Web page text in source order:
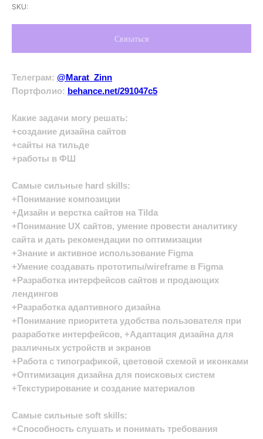
SKU:
Связаться
Телеграм: @Marat_Zinn
Портфолио: behance.net/291047c5
Какие задачи могу решать:
+создание дизайна сайтов
+сайты на тильде
+работы в ФШ
Самые сильные hard skills:
+Понимание композиции
+Дизайн и верстка сайтов на Tilda
+Понимание UX сайтов, умение провести аналитику
сайта и дать рекомендации по оптимизации
+Знание и активное использование Figma
+Умение создавать прототипы/wireframe в Figma
+Разработка интерфейсов сайтов и продающих
лендингов
+Разработка адаптивного дизайна
+Понимание приоритета удобства пользователя при
разработке интерфейсов, +Адаптация дизайна для
различных устройств и экранов
+Работа с типографикой, цветовой схемой и иконками
+Оптимизация дизайна для поисковых систем
+Текстурирование и создание материалов
Самые сильные soft skills:
+Способность слушать и понимать требования